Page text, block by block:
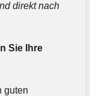
direkt nach
Sie Ihre
guten